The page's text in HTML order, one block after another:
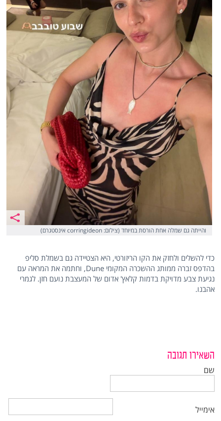
והייתה גם שמלה אחת הורסת במיוחד (צילום: corringideon אינסטגרם)
כדי להשלים ולחזק את הקו הריזורטי, היא הצטיידה גם בשמלת סליפ
בהדפס זברה ממותג ההשכרה המקומי Dune, וחתמה את המראה עם
נגיעת צבע מדויקת בדמות קלאץ' אדום של המעצבת נועם חזן. לגמרי
אהבנו.
השאירו תגובה
שם
אימייל